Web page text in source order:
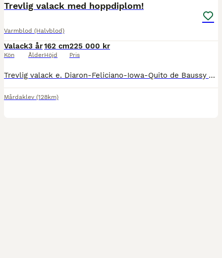
Trevlig valack med hoppdiplom!
Varmblod (Halvblod)
Valack
Kön
3 år
Ålder
162 cm
Höjd
225 000 kr
Pris
Trevlig valack e. Diaron-Feliciano-Iowa-Quito de Baussy Visad på 3 årstest med 9,5-9 i hoppningen. Inriden, röntgad ben, rygg, nacke, hals. Snäll att verka, spola, lasta, köra. Har syskon som har h
Mårdaklev (128km)